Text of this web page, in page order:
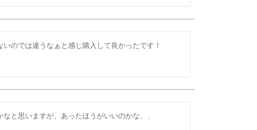
のでは違うなぁと感じ購入して良かったです！
と思いますが、あったほうがいいのかな、、